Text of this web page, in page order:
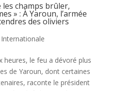
champs brûler,
» : À Yaroun, l’armée
des oliviers
Internationale
heures, le feu a dévoré plus
de Yaroun, dont certaines
raconte le président